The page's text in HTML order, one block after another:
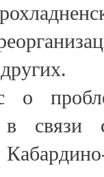
о
связи